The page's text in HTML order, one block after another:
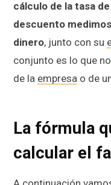
cálculo de la tasa
descuento
dinero, junto con su
conjunto es lo que
de la empresa o de
La fórmula
calcular el